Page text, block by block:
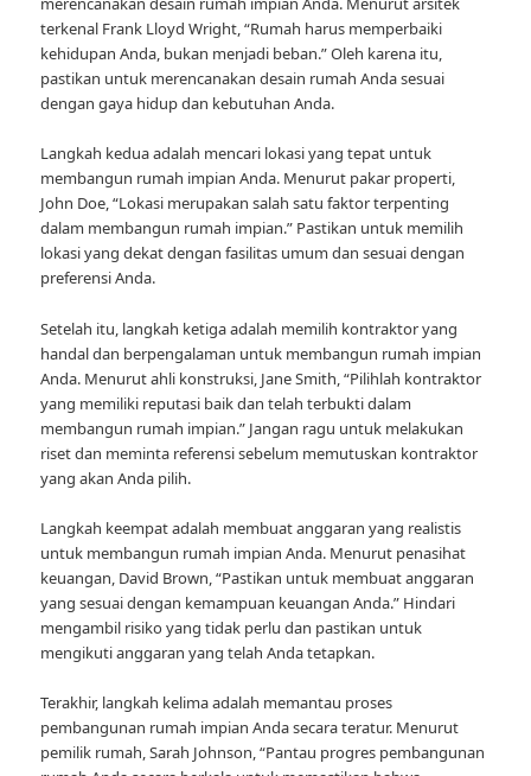
terkenal Frank Lloyd Wright, “Rumah harus memperbaiki
kehidupan Anda, bukan menjadi beban.” Oleh karena itu,
pastikan untuk merencanakan desain rumah Anda sesuai
dengan gaya hidup dan kebutuhan Anda.
Langkah kedua adalah mencari lokasi yang tepat untuk
membangun rumah impian Anda. Menurut pakar properti,
John Doe, “Lokasi merupakan salah satu faktor terpenting
dalam membangun rumah impian.” Pastikan untuk memilih
lokasi yang dekat dengan fasilitas umum dan sesuai dengan
preferensi Anda.
Setelah itu, langkah ketiga adalah memilih kontraktor yang
handal dan berpengalaman untuk membangun rumah impian
Anda. Menurut ahli konstruksi, Jane Smith, “Pilihlah kontraktor
yang memiliki reputasi baik dan telah terbukti dalam
membangun rumah impian.” Jangan ragu untuk melakukan
riset dan meminta referensi sebelum memutuskan kontraktor
yang akan Anda pilih.
Langkah keempat adalah membuat anggaran yang realistis
untuk membangun rumah impian Anda. Menurut penasihat
keuangan, David Brown, “Pastikan untuk membuat anggaran
yang sesuai dengan kemampuan keuangan Anda.” Hindari
mengambil risiko yang tidak perlu dan pastikan untuk
mengikuti anggaran yang telah Anda tetapkan.
Terakhir, langkah kelima adalah memantau proses
pembangunan rumah impian Anda secara teratur. Menurut
pemilik rumah, Sarah Johnson, “Pantau progres pembangunan